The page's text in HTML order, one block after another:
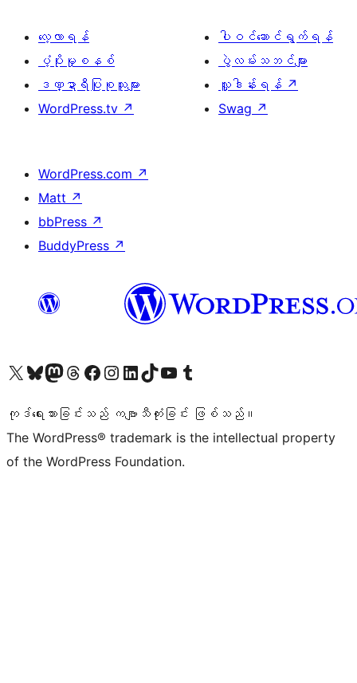
လေ့လာရန်
ပံ့ပိုးမှုစနစ်
ဒဏ္ဍာရီပြုစုသူများ
WordPress.tv ↗
ပါဝင်ဆောင်ရွက်ရန်
ပွဲလမ်းသဘင်များ
လှူဒါန်းရန် ↗
Swag ↗
WordPress.com ↗
Matt ↗
bbPress ↗
BuddyPress ↗
ကျွန်ုပ်တို့၏ X (ယခင် Twitter) အကောင့်သို့ သွားရောက်ကြည့်ရှုပါကျွန်ုပ်တို့၏ Bluesky အကောင့်သို့ ဝင်ရောက်ကြည့်ရှုရန်
ကျွန်ုပ်တို့၏ Mastodon အကောင့်သို့ သွားရောက်ကြည့်ရှုပါကျွန်ုပ်တို့၏ Threads အကောင့်သို့ ဝင်ရောက်ကြည့်ရှုရန်
ကျွန်ုပ်တို့၏ Facebook စာမျက်နှာသို့ သွားရောက်ကြည့်ရှုပါကျွန်ုပ်တို့၏ Instagram အကောင့်သို့ သွားရောက်ကြည့်ရှုပါ ကျွန်ုပ်တို့၏ LinkedIn အကောင့်သို့ သွားရောက်ကြည့်ရှုပါကျွန်ုပ်တို့၏ TikTok အကောင့်သို့ ဝင်ရောက်ကြည့်ရှုရန်
ကျွန်ုပ်တို့၏ YouTube ချန်နယ်သို့ သွားရောက်ကြည့်ရှုပါ ကျွန်ုပ်တို့၏ Tumblr အကောင့်သို့ ဝင်ရောက်ကြည့်ရှုရန်
ကုဒ်ရေးသားခြင်းသည် ကဗျာသီကုံးခြင်း ဖြစ်သည်။
The WordPress® trademark is the intellectual property
of the WordPress Foundation.